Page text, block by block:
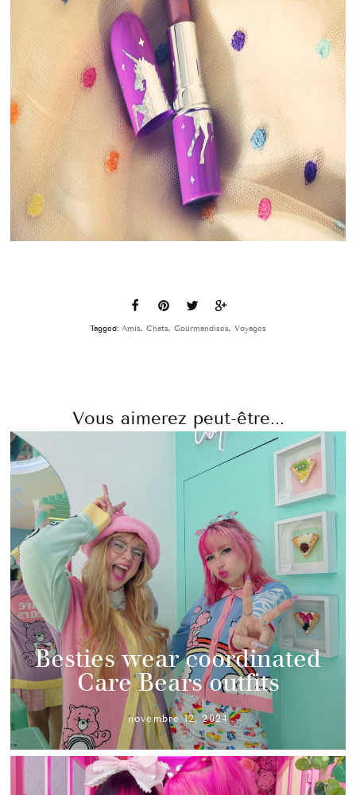
Tagged: Amis, Chats, Gourmandises, Voyages
Vous aimerez peut-être...
Besties wear coordinated
Care Bears outfits
novembre 12, 2024